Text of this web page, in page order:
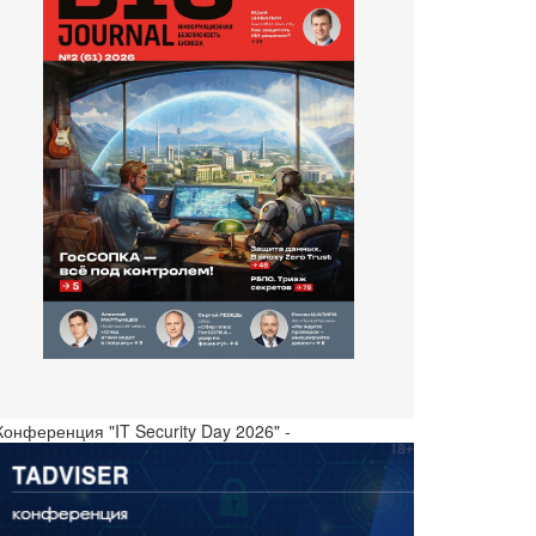
"IT Security Day 2026" -